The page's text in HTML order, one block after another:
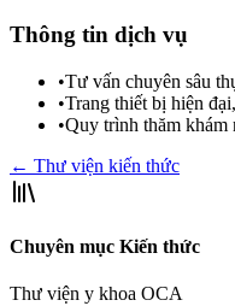
Thông tin dịch vụ
•Tư vấn chuyên sâu
•Trang thiết bị hiện
•Quy trình thăm khám
← Thư viện kiến thức
Chuyên mục Kiến thức
Thư viện y khoa OCA